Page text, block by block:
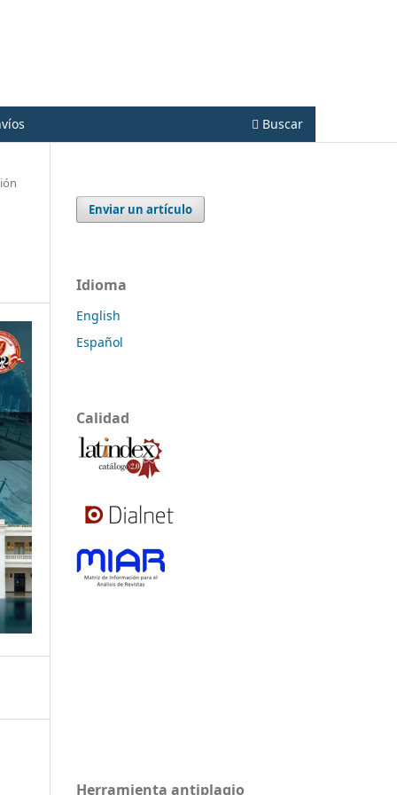
Buscar
Enviar un artículo
Idioma
English
Español
Calidad
Herramienta antiplagio